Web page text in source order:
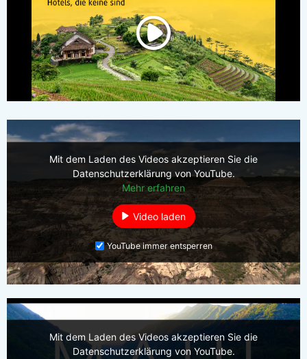
Mit dem Laden des Videos akzeptieren Sie die
Datenschutzerklärung von YouTube.
Mehr erfahren
Video laden
YouTube immer entsperren
Mit dem Laden des Videos akzeptieren Sie die
Datenschutzerklärung von YouTube.